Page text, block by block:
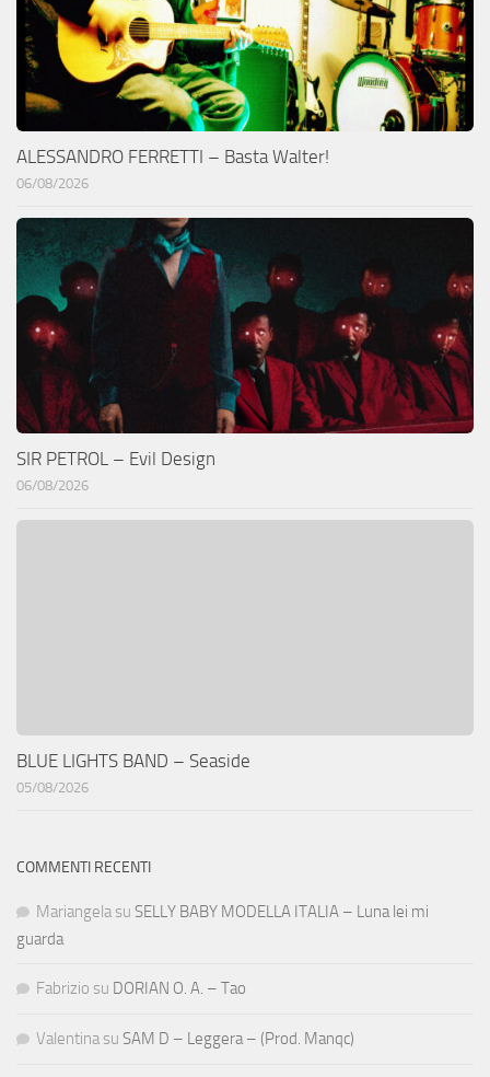
ALESSANDRO FERRETTI – Basta Walter!
06/08/2026
SIR PETROL – Evil Design
06/08/2026
BLUE LIGHTS BAND – Seaside
05/08/2026
COMMENTI RECENTI
Mariangela su SELLY BABY MODELLA ITALIA – Luna lei mi
guarda
Fabrizio su DORIAN O. A. – Tao
Valentina su SAM D – Leggera – (Prod. Manqc)